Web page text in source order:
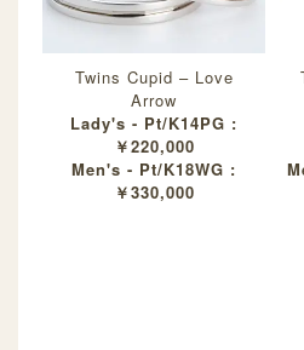
Twins Cupid – Love
Arrow
Lady's - Pt/K14PG :
￥220,000
Men's - Pt/K18WG :
￥330,000